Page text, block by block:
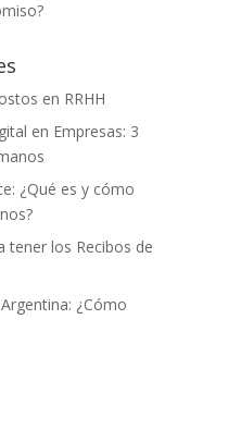
en RRHH
en Empresas: 3
¿Qué es y cómo
tener los Recibos de
¿Cómo